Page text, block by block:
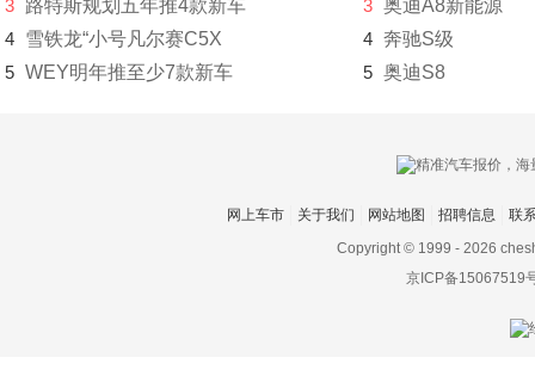
东风风光
3 路特斯规划五年推4款新车
4 雪铁龙“小号凡尔赛C5X
5 WEY明年推至少7款新车
3 奥迪A8新能源
4 奔驰S级
5 奥迪S8
网上车市 关于我们 网站地图 招聘信息
联
Copyright © 1999 - 2026
京ICP备15067519